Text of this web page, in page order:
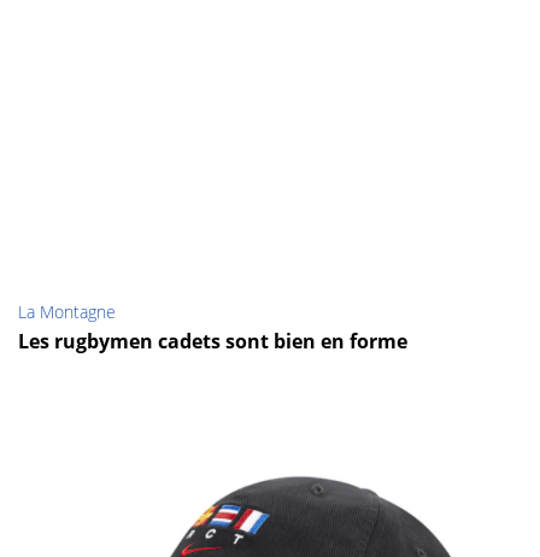
La Montagne
Les rugbymen cadets sont bien en forme